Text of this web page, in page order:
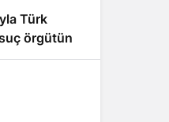
Türk
örgütüne